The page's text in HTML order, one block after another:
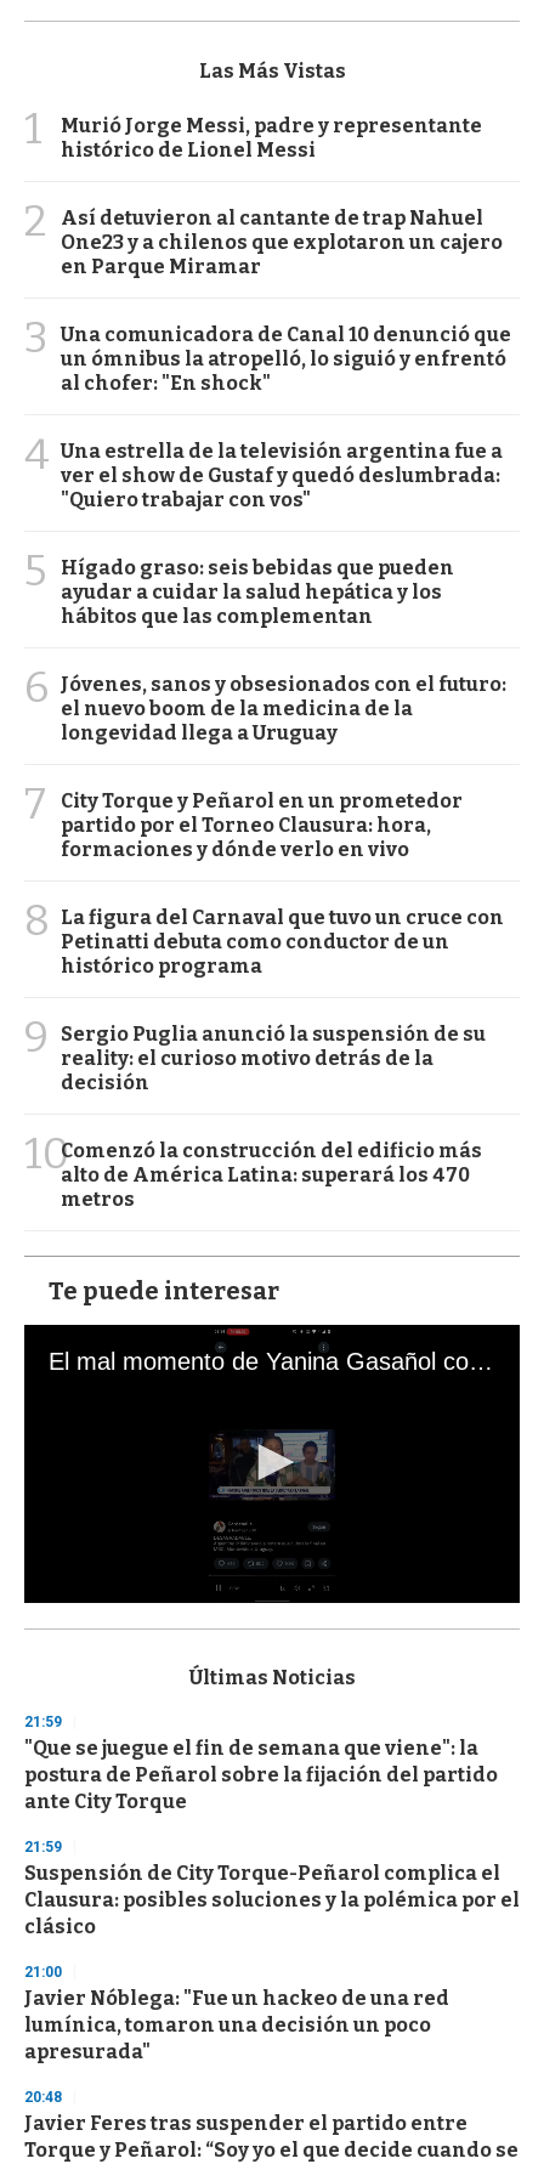
Las Más Vistas
1
Murió Jorge Messi, padre y representante
histórico de Lionel Messi
2
Así detuvieron al cantante de trap Nahuel
One23 y a chilenos que explotaron un cajero
en Parque Miramar
3
Una comunicadora de Canal 10 denunció que
un ómnibus la atropelló, lo siguió y enfrentó
al chofer: "En shock"
4 Una estrella de la televisión argentina fue a
ver el show de Gustaf y quedó deslumbrada:
"Quiero trabajar con vos"
5
Hígado graso: seis bebidas que pueden
ayudar a cuidar la salud hepática y los
hábitos que las complementan
6
Jóvenes, sanos y obsesionados con el futuro:
el nuevo boom de la medicina de la
longevidad llega a Uruguay
7
City Torque y Peñarol en un prometedor
partido por el Torneo Clausura: hora,
formaciones y dónde verlo en vivo
8
La figura del Carnaval que tuvo un cruce con
Petinatti debuta como conductor de un
histórico programa
9
Sergio Puglia anunció la suspensión de su
reality: el curioso motivo detrás de la
decisión
10Comenzó la construcción del edificio más
alto de América Latina: superará los 470
metros
Te puede interesar
El mal momento de Yanina Gasañol con un hincha argentino en "Subrayado"
s
d
s
o
f
3
s
e
c
o
n
s
Últimas Noticias
21:59
"Que se juegue el fin de semana que viene": la
postura de Peñarol sobre la fijación del partido
ante City Torque
21:59
Suspensión de City Torque-Peñarol complica el
Clausura: posibles soluciones y la polémica por el
clásico
21:00
Javier Nóblega: "Fue un hackeo de una red
lumínica, tomaron una decisión un poco
apresurada"
20:48
Javier Feres tras suspender el partido entre
Torque y Peñarol: “Soy yo el que decide cuando se